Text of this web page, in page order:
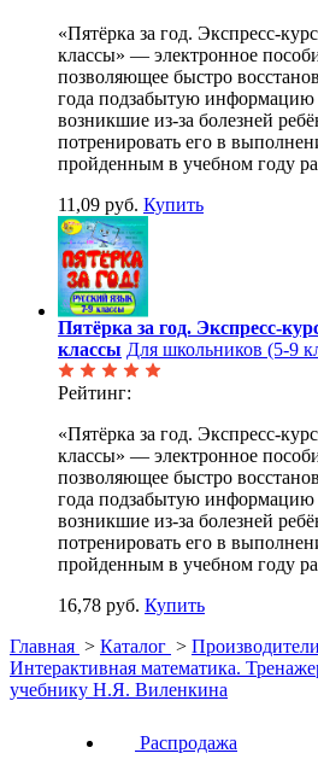
«Пятёрка за год. Экспресс-
классы» — электронное
позволяющее быстро
года подзабытую информацию
возникшие из-за болезней
потренировать его в
пройденным в учебном году
11,09 руб. Купить
Пятёрка за год. Экспресс-
классы Для школьников (5-9
Рейтинг:
«Пятёрка за год. Экспресс-
классы» — электронное
позволяющее быстро
года подзабытую информацию
возникшие из-за болезней
потренировать его в
пройденным в учебном году
16,78 руб. Купить
Главная > Каталог > Производители
Интерактивная математика.
учебнику Н.Я. Виленкина
Распродажа